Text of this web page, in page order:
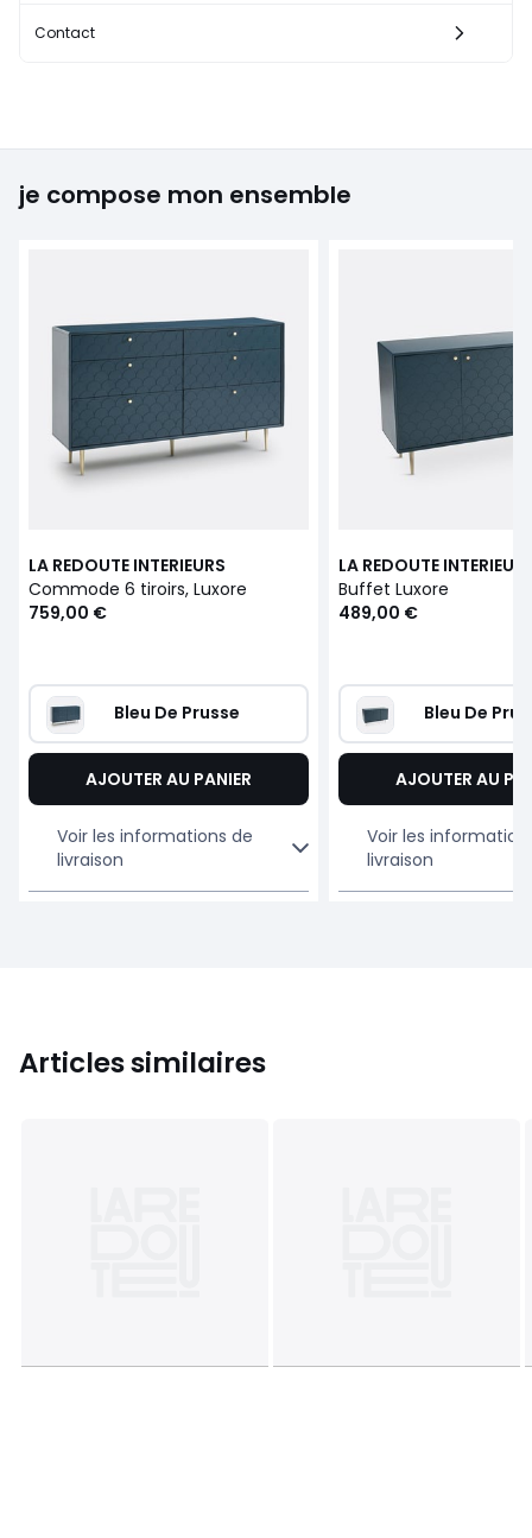
Contact
je compose mon ensemble
LA REDOUTE INTERIEURS
Commode 6 tiroirs, Luxore
759,00 €
Bleu De Prusse
AJOUTER AU PANIER
Voir les informations de
livraison
LA REDOUTE
Buffet Luxore
489,00 €
Bleu De
AJOUTER AU
Voir les
livraison
Articles similaires